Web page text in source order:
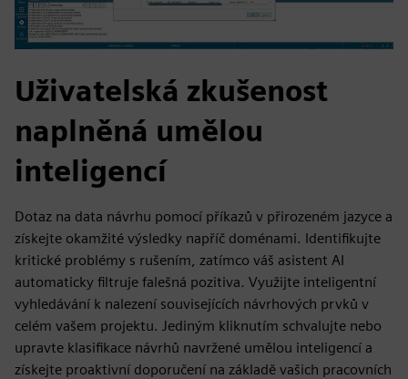
Uživatelská zkušenost
naplněná umělou
inteligencí
Dotaz na data návrhu pomocí příkazů v přirozeném jazyce a
získejte okamžité výsledky napříč doménami. Identifikujte
kritické problémy s rušením, zatímco váš asistent AI
automaticky filtruje falešná pozitiva. Využijte inteligentní
vyhledávání k nalezení souvisejících návrhových prvků v
celém vašem projektu. Jediným kliknutím schvalujte nebo
upravte klasifikace návrhů navržené umělou inteligencí a
získejte proaktivní doporučení na základě vašich pracovních